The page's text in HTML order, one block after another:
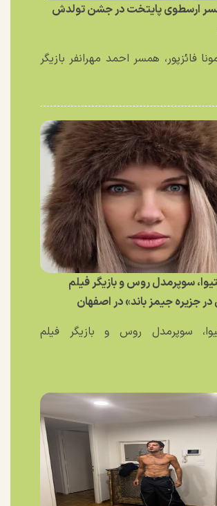
ارسطوی پایتخت در جشن تولدش
فائزپور، همسر احمد مهرانفر بازیگر
سوپرمدل روس و بازیگر فیلم
جزیره جیمز باند» در اصفهان
سوپرمدل روس و بازیگر فیلم